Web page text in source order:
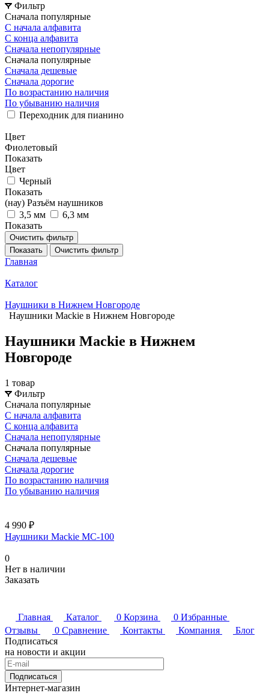
Фильтр
Сначала популярные
С начала алфавита
С конца алфавита
Сначала непопулярные
Сначала популярные
Сначала дешевые
Сначала дорогие
По возрастанию наличия
По убыванию наличия
Переходник для пианино
Цвет
Фиолетовый
Показать
Цвет
Черный
Показать
(нау) Разъём наушников
3,5 мм
6,3 мм
Показать
Очистить фильтр
Показать
Очистить фильтр
Главная
Каталог
Наушники в Нижнем Новгороде
Наушники Mackie в Нижнем Новгороде
Наушники Mackie в Нижнем
Новгороде
1 товар
Фильтр
Сначала популярные
С начала алфавита
С конца алфавита
Сначала непопулярные
Сначала популярные
Сначала дешевые
Сначала дорогие
По возрастанию наличия
По убыванию наличия
4 990 ₽
Наушники Mackie MC-100
0
Нет в наличии
Заказать
Главная Каталог 0 Корзина 0 Избранные
Отзывы
0 Сравнение Контакты Компания
Блог
Подписаться
на новости и акции
Подписаться
Интернет-магазин